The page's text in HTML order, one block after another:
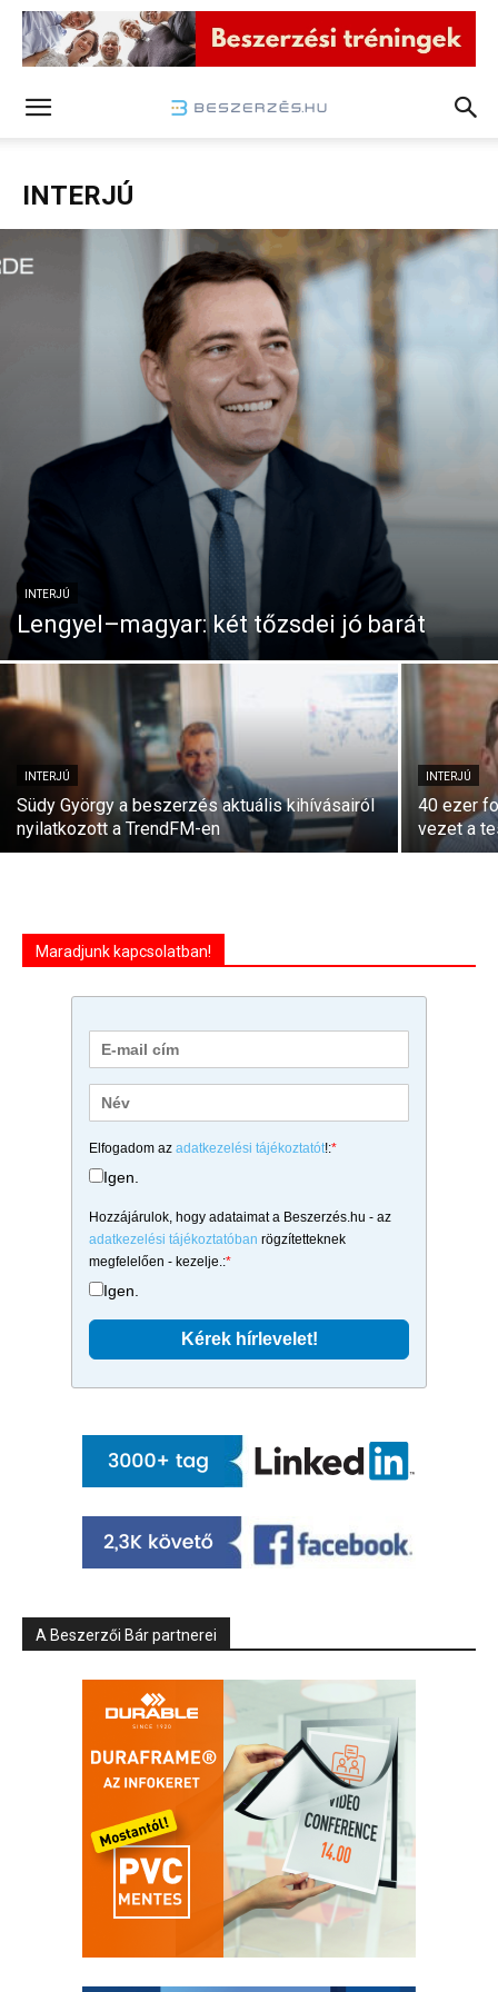
INTERJÚ
INTERJÚ
Lengyel–magyar: két tőzsdei jó barát
INTERJÚ
Südy György a beszerzés aktuális kihívásairól
nyilatkozott a TrendFM-en
INTERJÚ
40 ezer
vezet a
Maradjunk kapcsolatban!
Elfogadom az adatkezelési tájékoztatót!:*
Igen.
Hozzájárulok, hogy adataimat a Beszerzés.hu - az
adatkezelési tájékoztatóban rögzítetteknek
megfelelően - kezelje.:*
Igen.
A Beszerzői Bár partnerei